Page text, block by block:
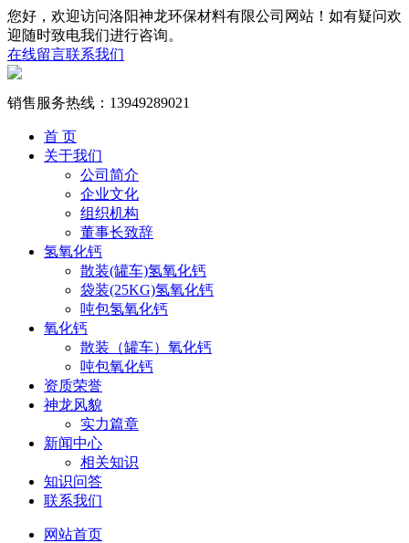
您好，欢迎访问洛阳神龙环保材料有限公司网站！如有疑问欢
迎随时致电我们进行咨询。
在线留言联系我们
销售服务热线： 13949289021
首 页
关于我们
公司简介
企业文化
组织机构
董事长致辞
氢氧化钙
散装(罐车)氢氧化钙
袋装(25KG)氢氧化钙
吨包氢氧化钙
氧化钙
散装（罐车）氧化钙
吨包氧化钙
资质荣誉
神龙风貌
实力篇章
新闻中心
相关知识
知识问答
联系我们
网站首页